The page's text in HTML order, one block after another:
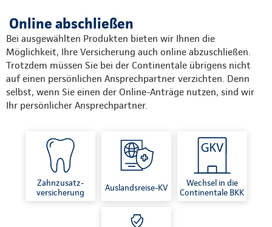
Online abschließen
Bei ausgewählten Produkten bieten wir Ihnen die
Möglichkeit, Ihre Versicherung auch online abzuschließen.
Trotzdem müssen Sie bei der Continentale übrigens nicht
auf einen persönlichen Ansprechpartner verzichten. Denn
selbst, wenn Sie einen der Online-Anträge nutzen, sind wir
Ihr persönlicher Ansprechpartner.
Zahnzusatz-
versicherung
Auslandsreise-KV
Wechsel in die
Continentale BKK